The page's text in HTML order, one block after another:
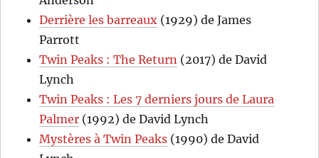
Derrière les barreaux (1929) de James
Parrott
Twin Peaks : The Return (2017) de David
Lynch
Twin Peaks : Les 7 derniers jours de Laura
Palmer (1992) de David Lynch
Mystères à Twin Peaks (1990) de David